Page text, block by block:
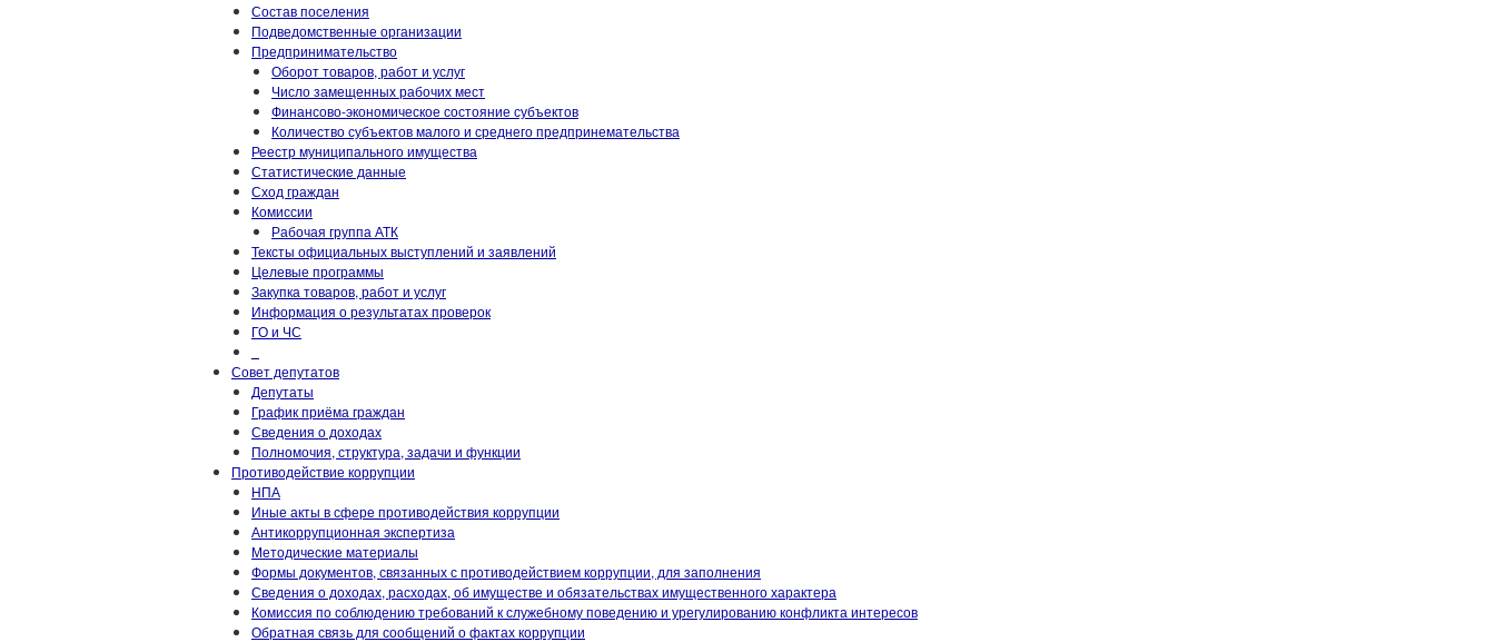
Состав поселения
Подведомственные организации
Предпринимательство
Оборот товаров, работ и услуг
Число замещенных рабочих мест
Финансово-экономическое состояние субъектов
Количество субъектов малого и среднего предпринемательства
Реестр муниципального имущества
Статистические данные
Сход граждан
Комиссии
Рабочая группа АТК
Тексты официальных выступлений и заявлений
Целевые программы
Закупка товаров, работ и услуг
Информация о результатах проверок
ГО и ЧС
Совет депутатов
Депутаты
График приёма граждан
Сведения о доходах
Полномочия, структура, задачи и функции
Противодействие коррупции
НПА
Иные акты в сфере противодействия коррупции
Антикоррупционная экспертиза
Методические материалы
Формы документов, связанных с противодействием коррупции, для заполнения
Сведения о доходах, расходах, об имуществе и обязательствах имущественного характера
Комиссия по соблюдению требований к служебному поведению и урегулированию конфликта интересов
Обратная связь для сообщений о фактах коррупции